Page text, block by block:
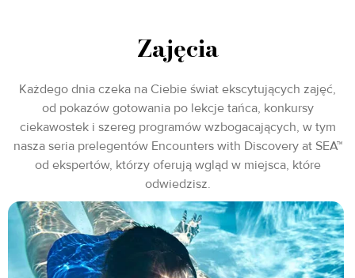
Zajęcia
Każdego dnia czeka na Ciebie świat ekscytujących zajęć,
od pokazów gotowania po lekcje tańca, konkursy
ciekawostek i szereg programów wzbogacających, w tym
nasza seria prelegentów Encounters with Discovery at SEA™
od ekspertów, którzy oferują wgląd w miejsca, które
odwiedzisz.